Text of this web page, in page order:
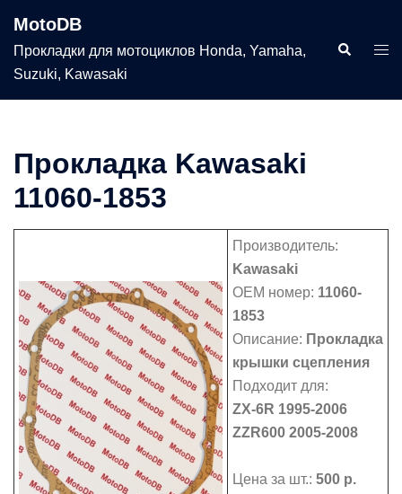
содержимому
MotoDB
Прокладки для мотоциклов Honda, Yamaha,
Suzuki, Kawasaki
Поиск
Прокладка Kawasaki
11060-1853
Производитель:
Kawasaki
OEM номер: 11060-
1853
Описание: Прокладка
крышки сцепления
Подходит для:
ZX-6R 1995-2006
ZZR600 2005-2008
Цена за шт.: 500 р.